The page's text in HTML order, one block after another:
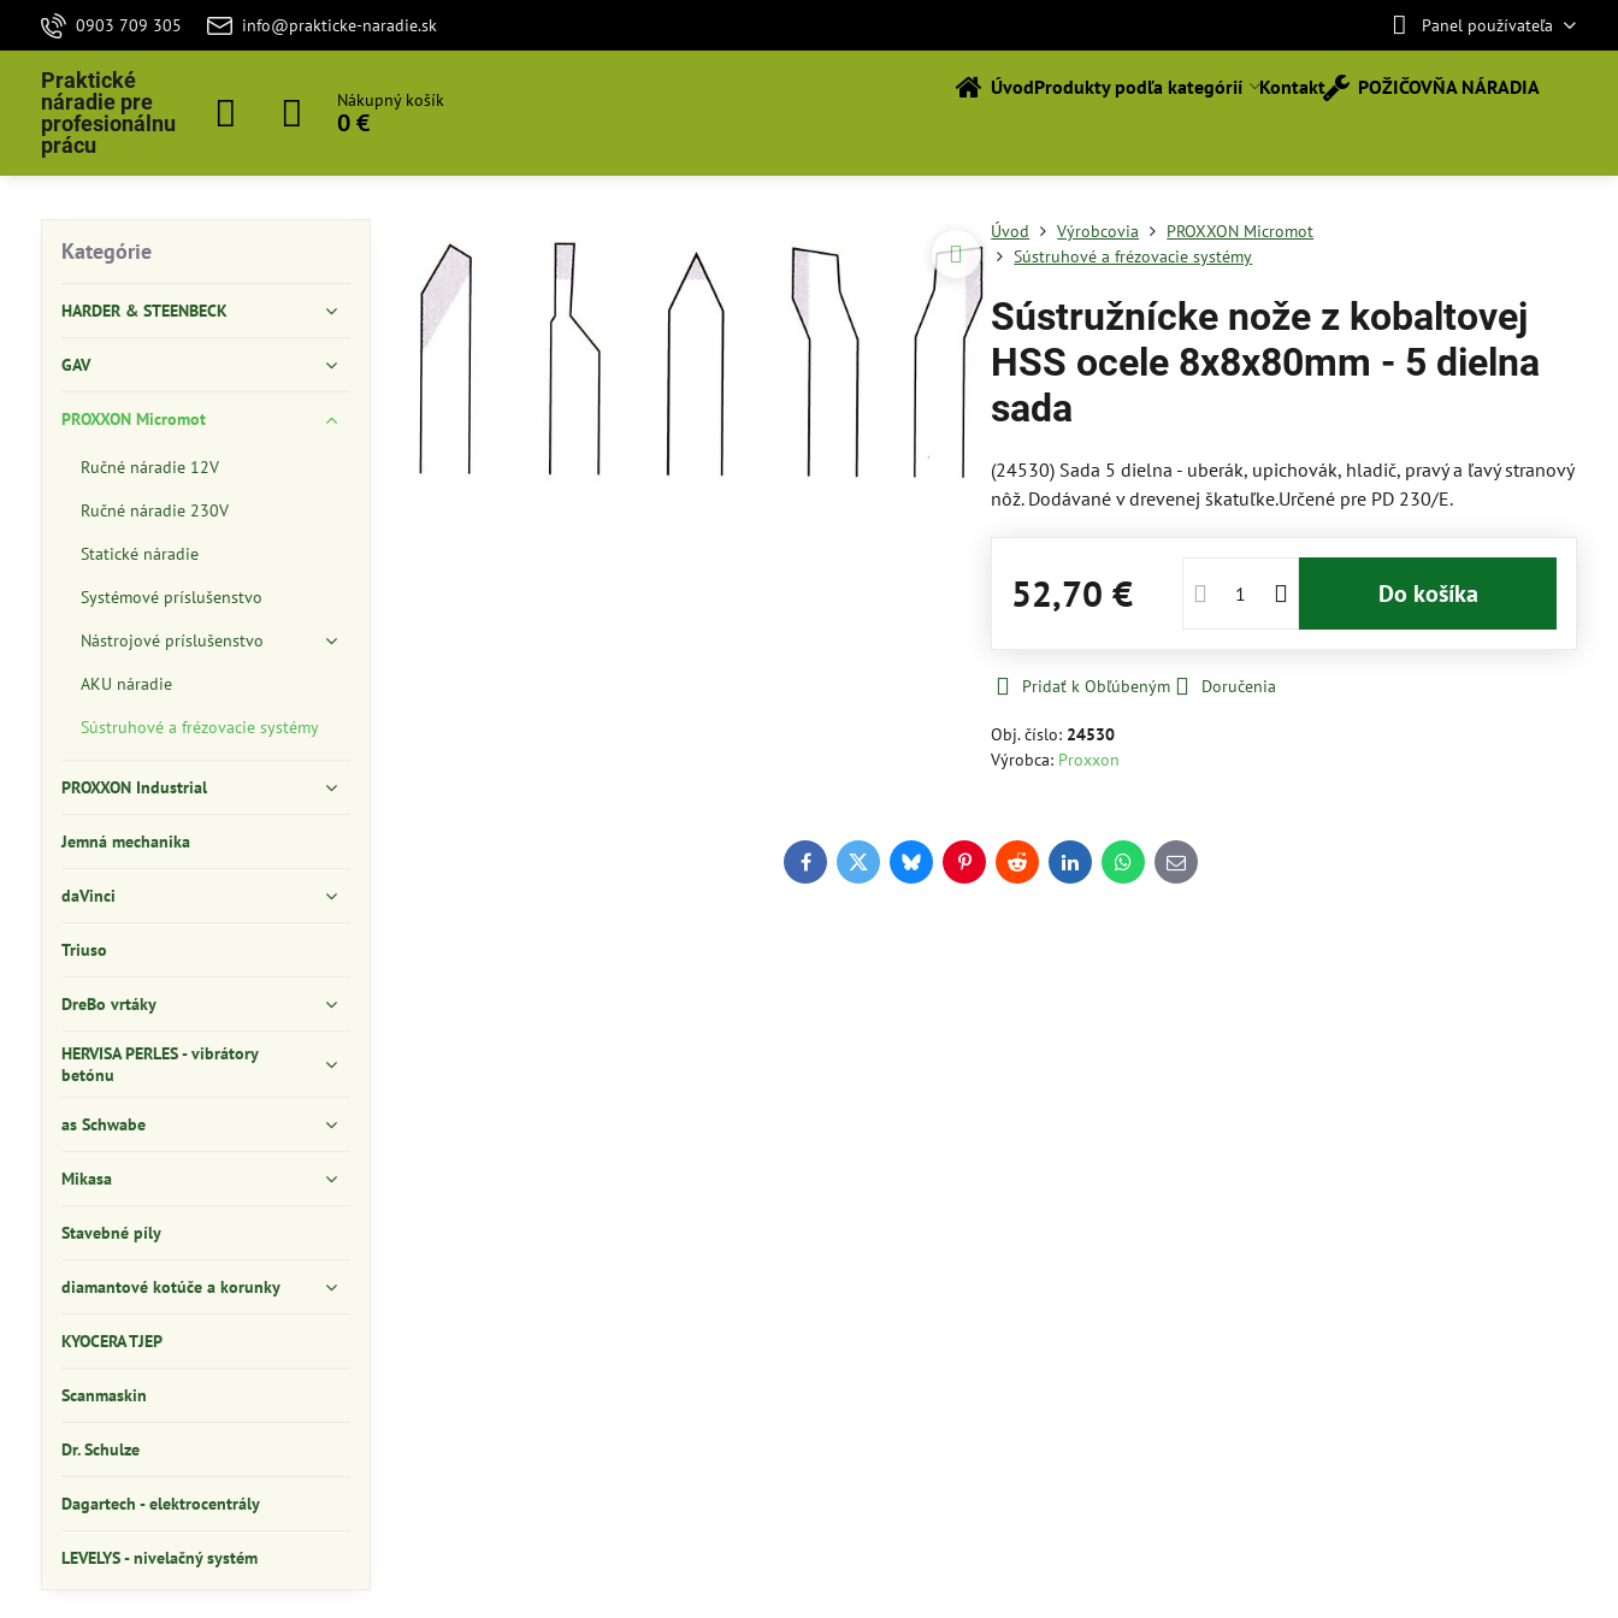
0903 709 305 info@prakticke-naradie.sk Panel používateľa
Praktické
náradie pre
profesionálnu
prácu
Nákupný košík
0 €
ÚvodProdukty podľa kategórií Kontakt POŽIČOVŇA NÁRADIA
Úvod Výrobcovia
PROXXON Micromot
Sústruhové a frézovacie systémy
Sústružnícke nože z kobaltovej
HSS ocele 8x8x80mm - 5 dielna
sada
(24530) Sada 5 dielna - uberák, upichovák, hladič, pravý a ľavý stranový
nôž. Dodávané v drevenej škatuľke.Určené pre PD 230/E.
52,70 € Do košíka
Pridať k Obľúbeným Doručenia
Obj. číslo: 24530
Výrobca: Proxxon
FacebookTwitterBlueskyPinterestRedditLinkedInWhatsApp
E-
mail
Kategórie
HARDER & STEENBECK
GAV
PROXXON Micromot
Ručné náradie 12V
Ručné náradie 230V
Statické náradie
Systémové príslušenstvo
Nástrojové príslušenstvo
AKU náradie
Sústruhové a frézovacie systémy
PROXXON Industrial
Jemná mechanika
daVinci
Triuso
DreBo vrtáky
HERVISA PERLES - vibrátory
betónu
as Schwabe
Mikasa
Stavebné píly
diamantové kotúče a korunky
KYOCERA TJEP
Scanmaskin
Dr. Schulze
Dagartech - elektrocentrály
LEVELYS - nivelačný systém